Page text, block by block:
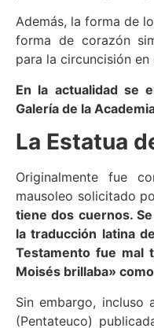
Además, la forma de
forma de corazón
para la circuncisión en
En la actualidad se
Galería de la
La Estatua
Originalmente fue
mausoleo solicitado
tiene dos cuernos.
la traducción latina
Testamento fue mal
Moisés brillaba»
Sin embargo, incluso
(Pentateuco)